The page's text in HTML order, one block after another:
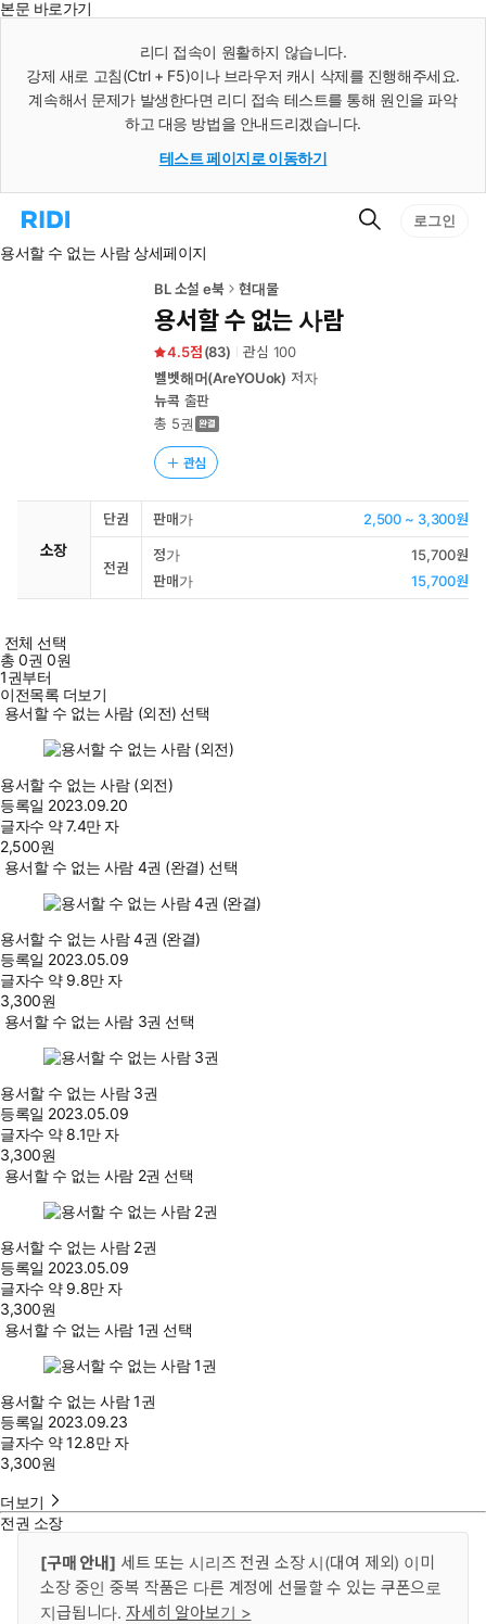
본문 바로가기
리디 접속이 원활하지 않습니다.
강제 새로 고침(Ctrl + F5)이나 브라우저 캐시 삭제를 진행해주세요.
계속해서 문제가 발생한다면 리디 접속 테스트를 통해 원인을 파악
하고 대응 방법을 안내드리겠습니다.
테스트 페이지로 이동하기
리
홈
검
로그인
용서할 수 없는 사람 상세페이지
BL 소설 e북 현대물
용서할 수 없는 사람
4.5 (83) 관심 100
벨벳해머(AreYOUok) 저자
뉴콕 출판
총 5권
관심
소장
단권 판매가 2,500 ~ 3,300원
전권
정가
15,700원
판매가
15,700원
전체 선택
총0권 0원
1권부터
이전목록 더보기
용서할 수 없는 사람 (외전) 선택
용서할 수 없는 사람 (외전)
등록일 2023.09.20
글자수 약 7.4만 자
2,500원
용서할 수 없는 사람 4권 (완결) 선택
용서할 수 없는 사람 4권 (완결)
등록일 2023.05.09
글자수 약 9.8만 자
3,300원
용서할 수 없는 사람 3권 선택
용서할 수 없는 사람 3권
등록일 2023.05.09
글자수 약 8.1만 자
3,300원
용서할 수 없는 사람 2권 선택
용서할 수 없는 사람 2권
등록일 2023.05.09
글자수 약 9.8만 자
3,300원
용서할 수 없는 사람 1권 선택
용서할 수 없는 사람 1권
등록일 2023.09.23
글자수 약 12.8만 자
3,300원
더보기
전권 소장
[구매 안내] 세트 또는 시리즈 전권 소장 시(대여 제외) 이미
소장 중인 중복 작품은 다른 계정에 선물할 수 있는 쿠폰으로
지급됩니다. 자세히 알아보기 >